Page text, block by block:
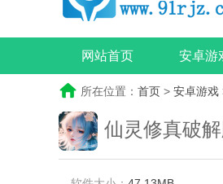
网站首页 安卓游
所在位置： 首页 > 安卓游戏
仙灵修真破